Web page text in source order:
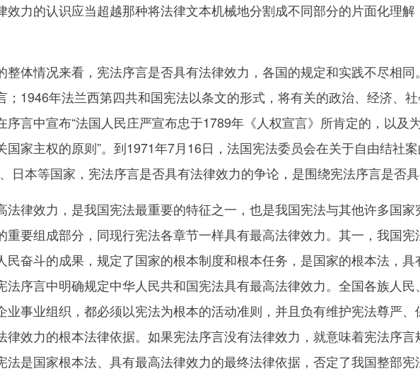
效力的认识应当超越那种将法律文本机械地分割成不同部分的片面化理
体情况来看，宪法序言是否具有法律效力，各国的规定和实践不尽相同
；1946年法兰西第四共和国宪法以条文的形式，将有关的政治、经济、
序言中宣布“法国人民庄严宣布忠于1789年《人权宣言》所肯定的，以及
国家主权的原则”。到1971年7月16日，法国宪法委员会在关于自由结社
日本等国家，宪法序言是否具有法律效力的争论，是围绕宪法序言是否具
律效力，是我国宪法最重要的特征之一，也是我国宪法与其他许多国家
重要组成部分，同现行宪法各章节一样具有最高法律效力。其一，我国
民奋斗的成果，规定了国家的根本制度和根本任务，是国家的根本法，
法序言中明确规定中华人民共和国宪法具有最高法律效力。全国各族人
业事业组织，都必须以宪法为根本的活动准则，并且负有维护宪法尊严
律效力的根本法律依据。如果宪法序言没有法律效力，就意味着宪法序言
法是国家根本法、具有最高法律效力的最终法律依据，否定了我国整部